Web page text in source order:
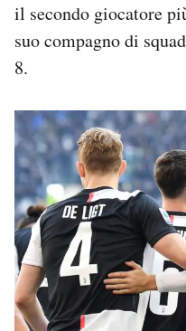
il secondo giocatore
suo compagno di
8.